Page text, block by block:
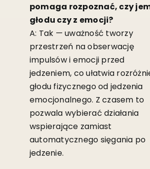
pomaga rozpoznać, czy
głodu czy z emocji?
A: Tak — uważność tworzy
przestrzeń na obserwację
impulsów i emocji przed
jedzeniem, co ułatwia
głodu fizycznego od jedzenia
emocjonalnego. Z czasem to
pozwala wybierać działania
wspierające zamiast
automatycznego sięgania po
jedzenie.